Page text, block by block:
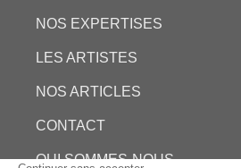
NOS EXPERTISES
LES ARTISTES
NOS ARTICLES
CONTACT
QUI SOMMES-NOUS